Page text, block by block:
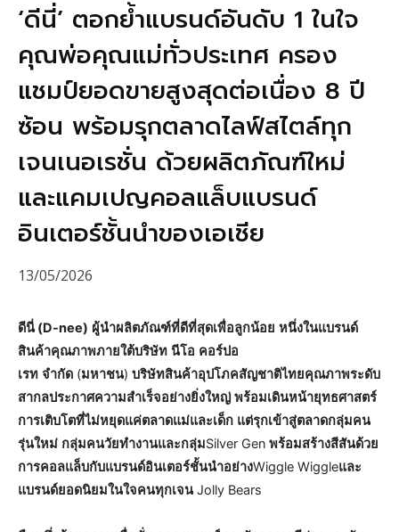
‘ดีนี่’ ตอกย้ำแบรนด์อันดับ 1 ในใจ
คุณพ่อคุณแม่ทั่วประเทศ ครอง
แชมป์ยอดขายสูงสุดต่อเนื่อง 8 ปี
ซ้อน พร้อมรุกตลาดไลฟ์สไตล์ทุก
เจนเนอเรชั่น ด้วยผลิตภัณฑ์ใหม่
และแคมเปญคอลแล็บแบรนด์
อินเตอร์ชั้นนำของเอเชีย
13/05/2026
ดีนี่ (D-nee) ผู้นำผลิตภัณฑ์ที่ดีที่สุดเพื่อลูกน้อย หนึ่งในแบรนด์
สินค้าคุณภาพภายใต้บริษัท นีโอ คอร์ปอ
เรท จำกัด (มหาชน) บริษัทสินค้าอุปโภคสัญชาติไทยคุณภาพระดับ
สากลประกาศความสำเร็จอย่างยิ่งใหญ่ พร้อมเดินหน้ายุทธศาสตร์
การเติบโตที่ไม่หยุดแค่ตลาดแม่และเด็ก แต่รุกเข้าสู่ตลาดกลุ่มคน
รุ่นใหม่ กลุ่มคนวัยทำงานและกลุ่มSilver Gen พร้อมสร้างสีสันด้วย
การคอลแล็บกับแบรนด์อินเตอร์ชั้นนำอย่างWiggle Wiggleและ
แบรนด์ยอดนิยมในใจคนทุกเจน Jolly Bears